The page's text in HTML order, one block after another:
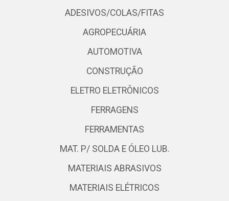
ADESIVOS/COLAS/FITAS
AGROPECUÁRIA
AUTOMOTIVA
CONSTRUÇÃO
ELETRO ELETRÔNICOS
FERRAGENS
FERRAMENTAS
MAT. P/ SOLDA E ÓLEO LUB.
MATERIAIS ABRASIVOS
MATERIAIS ELÉTRICOS